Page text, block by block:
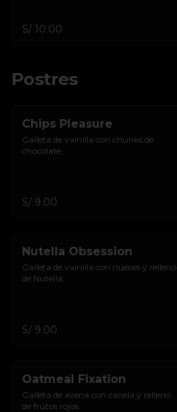
S/ 10.00
Postres
Chips Pleasure
Galleta de vainilla con chunks de
chocolate.
S/ 9.00
Nutella Obsession
Galleta de vainilla con nueces y relleno
de Nutella.
S/ 9.00
Oatmeal Fixation
Galleta de avena con canela y relleno
de frutos rojos.